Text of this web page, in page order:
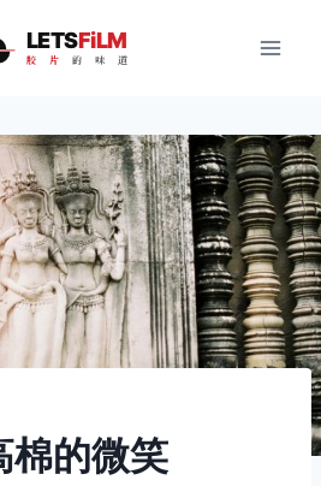
LETSFiLM
胶 片 的 味 道
的微笑